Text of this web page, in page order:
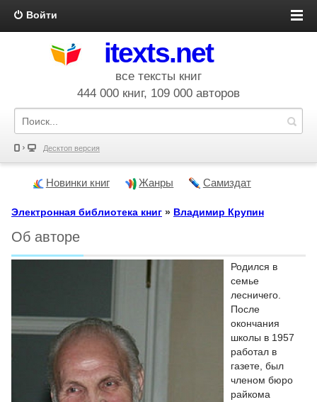
Войти
itexts.net
все тексты книг
444 000 книг, 109 000 авторов
Десктоп версия
Новинки книг Жанры Самиздат
Электронная библиотека книг » Владимир Крупин
Об авторе
Родился в
семье
лесничего.
После
окончания
школы в 1957
работал в
газете, был
членом бюро
райкома